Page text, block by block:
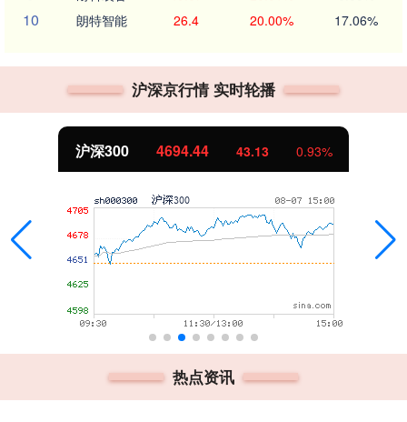
10 朗特智能 26.4 20.00% 17.06%
沪深京行情 实时轮播
北证50 1134.24 11.37 1.01%
热点资讯